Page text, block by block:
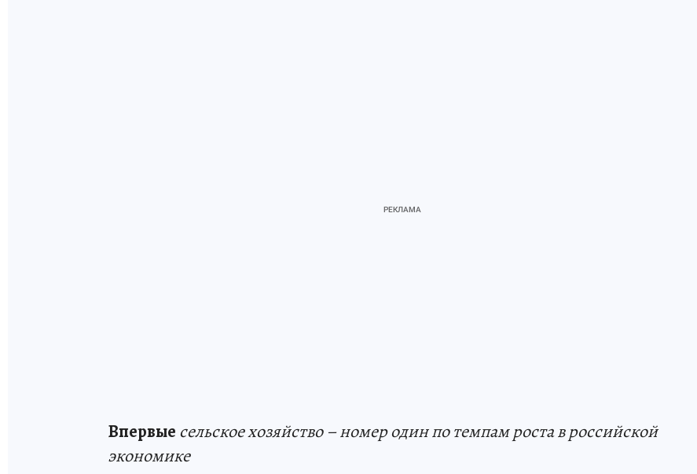
Впервые сельское хозяйство – номер один по темпам роста в российской
экономике